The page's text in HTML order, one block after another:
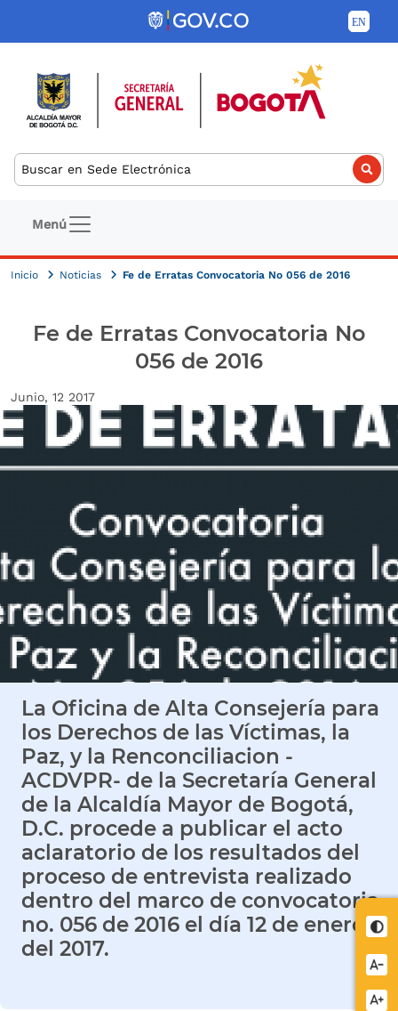
Pasar al contenido principal
Buscar
Navegación principal
Menú
Inicio Noticias Fe de Erratas Convocatoria No 056 de 2016
Fe de Erratas Convocatoria No
056 de 2016
Fecha de creación
Junio, 12 2017
Imagen Noticia
La Oficina de Alta Consejería para
los Derechos de las Víctimas, la
Paz, y la Renconciliacion -
ACDVPR- de la Secretaría General
de la Alcaldía Mayor de Bogotá,
D.C. procede a publicar el acto
aclaratorio de los resultados del
proceso de entrevista realizado
dentro del marco de convocatoria
no. 056 de 2016 el día 12 de enero
del 2017.